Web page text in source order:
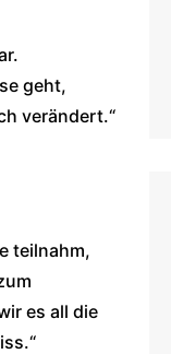
geht,
verändert.“
teilnahm,
es all die